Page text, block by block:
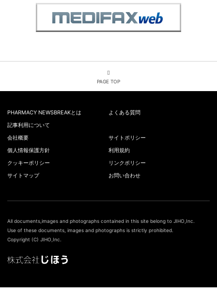
PAGE TOP
PHARMACY NEWSBREAKとは
よくある質問
記事利用について
会社概要
サイトポリシー
個人情報保護方針
利用規約
クッキーポリシー
リンクポリシー
サイトマップ
お問い合わせ
All documents,images and photographs contained in this site belong to JIHO,Inc.
Use of these documents, images and photographs is strictly prohibited.
Copyright (C) JIHO,Inc.